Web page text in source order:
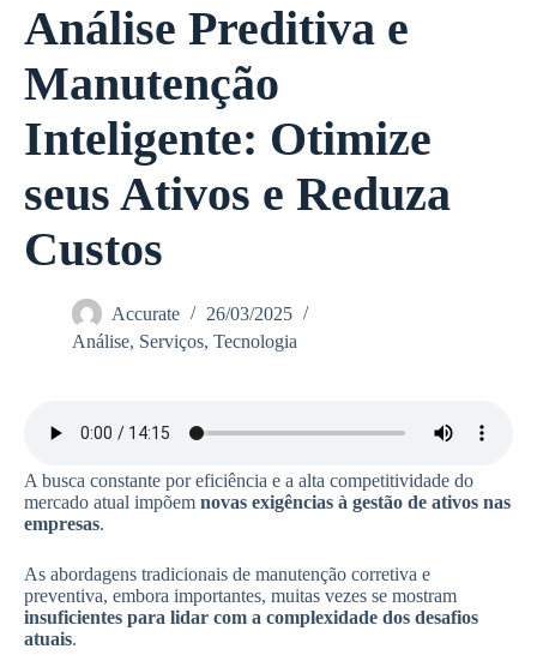
Análise Preditiva e
Manutenção
Inteligente: Otimize
seus Ativos e Reduza
Custos
Accurate
26/03/2025
Análise, Serviços, Tecnologia
A busca constante por eficiência e a alta competitividade do
mercado atual impõem novas exigências à gestão de ativos nas
empresas.
As abordagens tradicionais de manutenção corretiva e
preventiva, embora importantes, muitas vezes se mostram
insuficientes para lidar com a complexidade dos desafios
atuais.